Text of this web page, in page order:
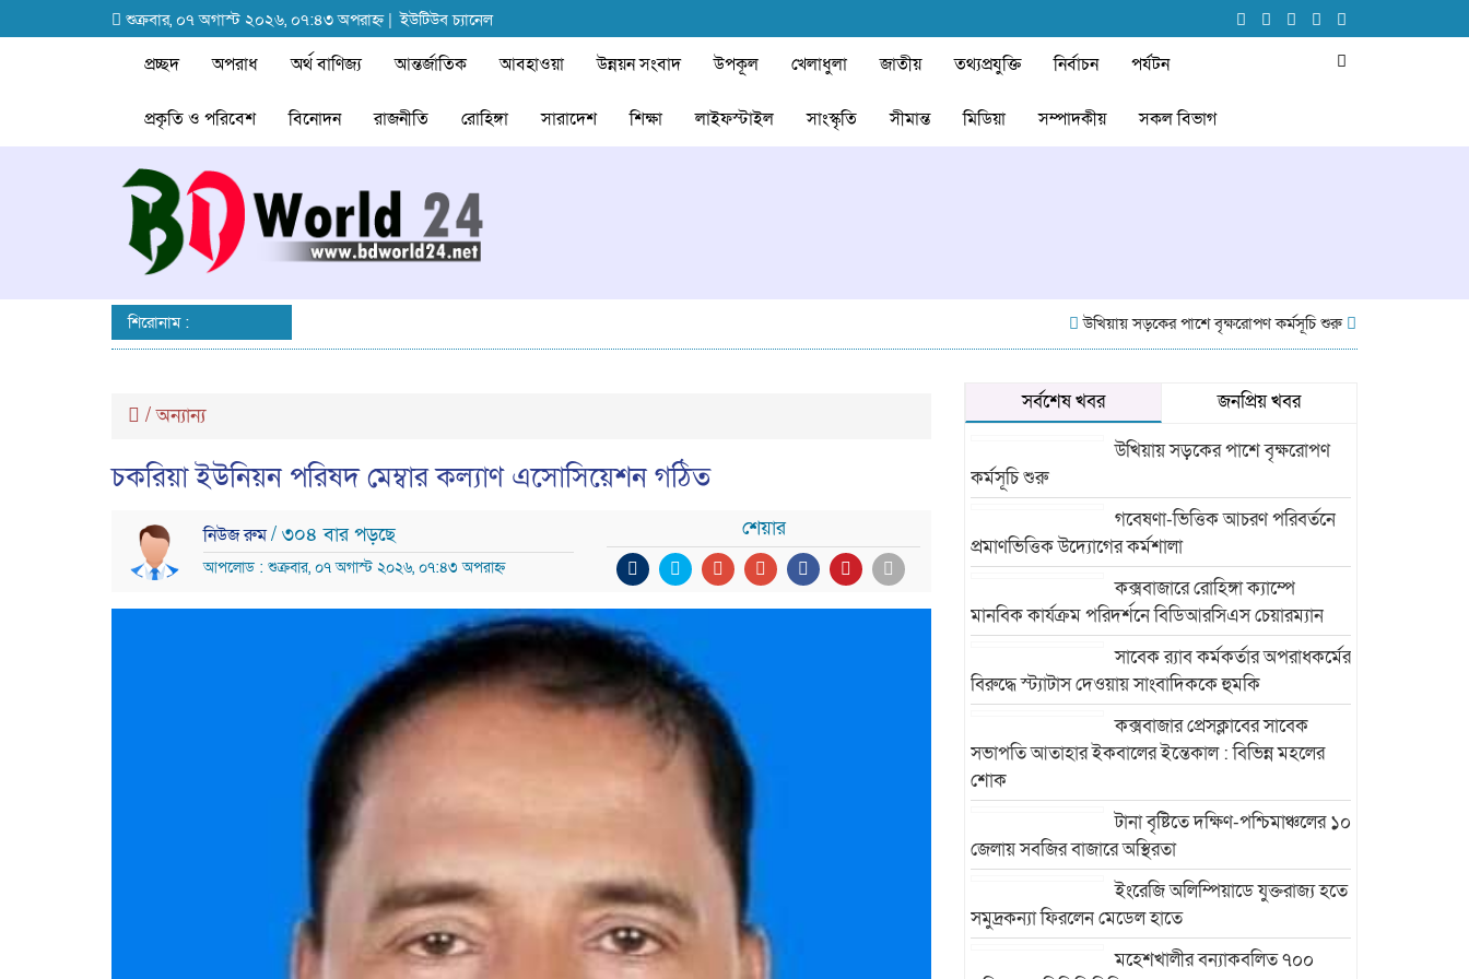
শুক্রবার, ০৭ অগাস্ট ২০২৬, ০৭:৪৩ অপরাহ্ন | ইউটিউব চ্যানেল
প্রচ্ছদ অপরাধ অর্থ বাণিজ্য আন্তর্জাতিক আবহাওয়া উন্নয়ন সংবাদ উপকূল খেলাধুলা জাতীয় তথ্যপ্রযুক্তি নির্বাচন পর্যটন
প্রকৃতি ও পরিবেশ বিনোদন রাজনীতি রোহিঙ্গা সারাদেশ শিক্ষা লাইফস্টাইল সাংস্কৃতি সীমান্ত মিডিয়া সম্পাদকীয় সকল বিভাগ
শিরোনাম : উখিয়ায় সড়কের পাশে বৃক্ষরোপণ কর্মসূচি শুরু গবেষণা-ভিত্তিক আচরণ
/অন্যান্য
চকরিয়া ইউনিয়ন পরিষদ মেম্বার কল্যাণ এসোসিয়েশন গঠিত
নিউজ রুম/ ৩০৪ বার পড়ছে
আপলোড : শুক্রবার, ০৭ অগাস্ট ২০২৬, ০৭:৪৩ অপরাহ্ন
শেয়ার
সর্বশেষ খবর
জনপ্রিয় খবর
উখিয়ায় সড়কের পাশে বৃক্ষরোপণ
কর্মসূচি শুরু
গবেষণা-ভিত্তিক আচরণ পরিবর্তনে
প্রমাণভিত্তিক উদ্যোগের কর্মশালা
কক্সবাজারে রোহিঙ্গা ক্যাম্পে
মানবিক কার্যক্রম পরিদর্শনে বিডিআরসিএস চেয়ারম্যান
সাবেক র‍্যাব কর্মকর্তার অপরাধকর্মের
বিরুদ্ধে স্ট্যাটাস দেওয়ায় সাংবাদিককে হুমকি
কক্সবাজার প্রেসক্লাবের সাবেক
সভাপতি আতাহার ইকবালের ইন্তেকাল : বিভিন্ন মহলের
শোক
টানা বৃষ্টিতে দক্ষিণ-পশ্চিমাঞ্চলের ১০
জেলায় সবজির বাজারে অস্থিরতা
ইংরেজি অলিম্পিয়াডে যুক্তরাজ্য হতে
সমুদ্রকন্যা ফিরলেন মেডেল হাতে
মহেশখালীর বন্যাকবলিত ৭০০